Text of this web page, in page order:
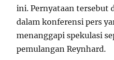
ini. Pernyataan tersebut
dalam konferensi pers
menanggapi spekulasi
pemulangan Reynhard.